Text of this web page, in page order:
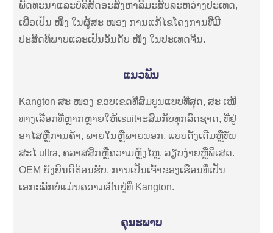
ພັດທະນາແລະບໍລິສັດອະສັງຫາລິມະສັບລະຫວ່າງປະເທດ,
ເພື່ອເປັນ ໜຶ່ງ ໃນຜູ້ສະ ໜອງ ການແກ້ໄຂໂຄງການທີ່ມີ
ປະສິດທິພາບແລະເປັນອັນດັບ ໜຶ່ງ ໃນປະເທດຈີນ.
ແນວພັນ
Kangton ສະ ໜອງ ຂອບເຂດທີ່ສົມບູນແບບທີ່ສຸດ, ສະ ເໜີ
ທາງເລືອກທີ່ຫຼາກຫຼາຍໃຫ້ເsuitາະສົມກັບທຸກລົດຊາດ, ທີ່ຢູ່
ອາໄສຫຼືການຄ້າ, ພາຍໃນຫຼືພາຍນອກ, ແບບດັ້ງເດີມຫຼືທັນ
ສະໄ ultra, ຄລາສສິກຫຼືຄວາມຫຼົງໄຫຼ, ລຽບງ່າຍຫຼືພິເສດ.
OEM ຍັງຍິນດີຕ້ອນຮັບ. ການເປັນເຈົ້າຂອງເຮືອນທີ່ເປັນ
ເອກະລັກບໍ່ແມ່ນຄວາມatັນຢູ່ທີ່ Kangton.
ຄຸນະພາບ